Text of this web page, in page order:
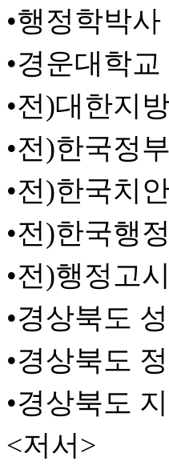
•행정학박사
•경운대학
•전)대한지
•전)한국정
•전)한국치
•전)한국행
•전)행정고
•경상북도
•경상북도
•경상북도
<저서>